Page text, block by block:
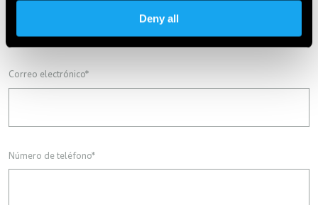
Deny all
Correo electrónico*
Número de teléfono*